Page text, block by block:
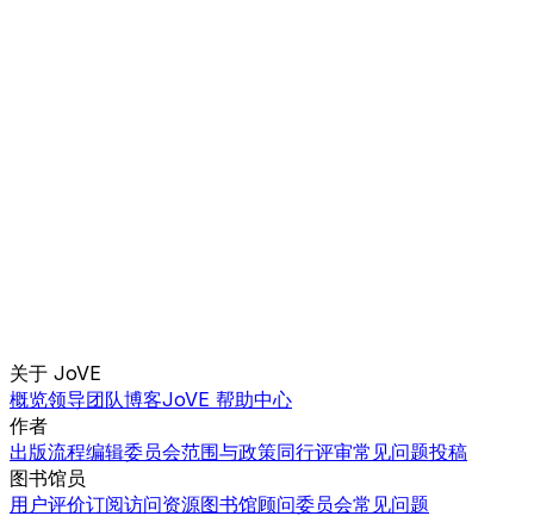
关于 JoVE
概览领导团队博客JoVE 帮助中心
作者
出版流程编辑委员会范围与政策同行评审常见问题投稿
图书馆员
用户评价订阅访问资源图书馆顾问委员会常见问题